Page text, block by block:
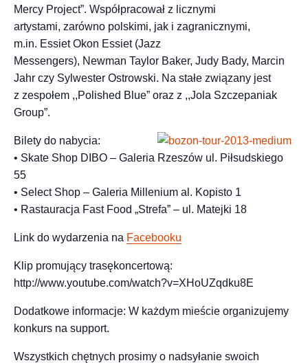
Mercy Project”. Współpracował z licznymi
artystami, zarówno polskimi, jak i zagranicznymi,
m.in. Essiet Okon Essiet (Jazz
Messengers), Newman Taylor Baker, Judy Bady, Marcin
Jahr czy Sylwester Ostrowski. Na stałe związany jest
z zespołem ,,Polished Blue” oraz z ,,Jola Szczepaniak
Group”.
Bilety do nabycia:
• Skate Shop DIBO – Galeria Rzeszów ul. Piłsudskiego
55
• Select Shop – Galeria Millenium al. Kopisto 1
• Rastauracja Fast Food „Strefa” – ul. Matejki 18
Link do wydarzenia na Facebooku
Klip promujący trasękoncertową:
http://www.youtube.com/watch?v=XHoUZqdku8E
Dodatkowe informacje: W każdym mieście organizujemy
konkurs na support.
Wszystkich chętnych prosimy o nadsyłanie swoich